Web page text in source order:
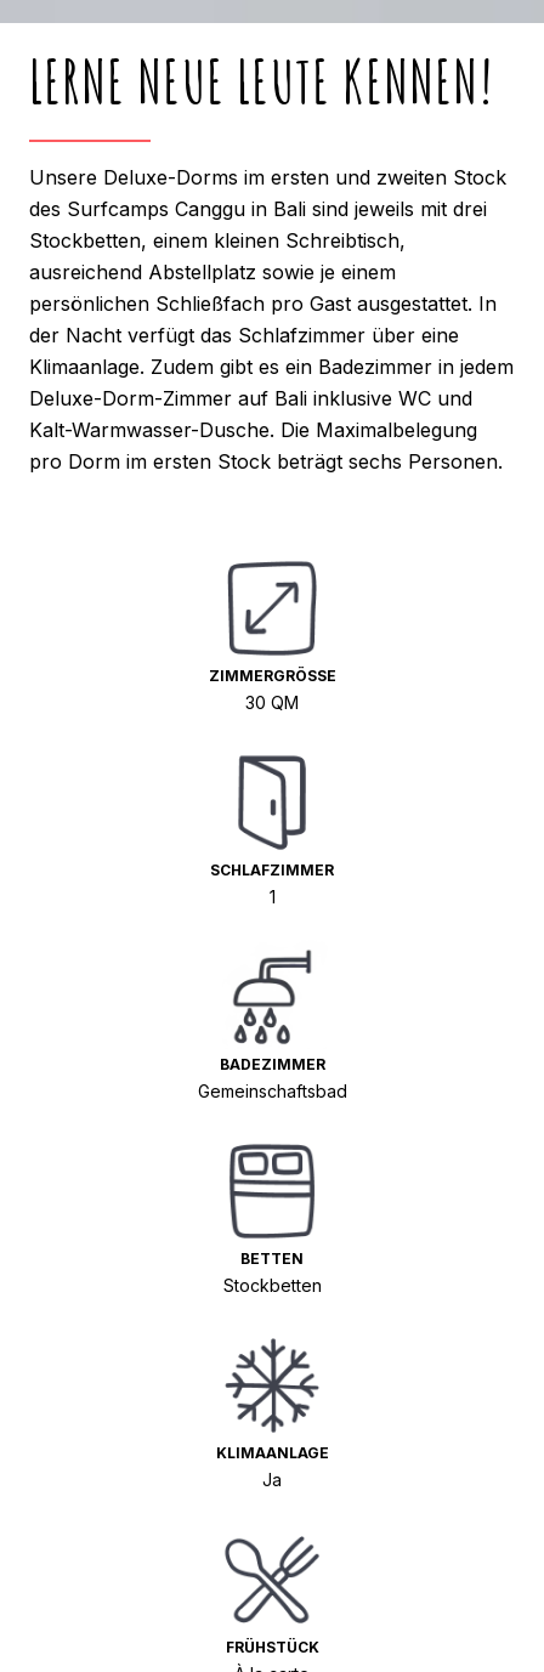
LERNE NEUE LEUTE KENNEN!
Unsere Deluxe-Dorms im ersten und zweiten Stock
des Surfcamps Canggu in Bali sind jeweils mit drei
Stockbetten, einem kleinen Schreibtisch,
ausreichend Abstellplatz sowie je einem
persönlichen Schließfach pro Gast ausgestattet. In
der Nacht verfügt das Schlafzimmer über eine
Klimaanlage. Zudem gibt es ein Badezimmer in jedem
Deluxe-Dorm-Zimmer auf Bali inklusive WC und
Kalt-Warmwasser-Dusche. Die Maximalbelegung
pro Dorm im ersten Stock beträgt sechs Personen.
ZIMMERGRÖSSE
30 QM
SCHLAFZIMMER
1
BADEZIMMER
Gemeinschaftsbad
BETTEN
Stockbetten
KLIMAANLAGE
Ja
FRÜHSTÜCK